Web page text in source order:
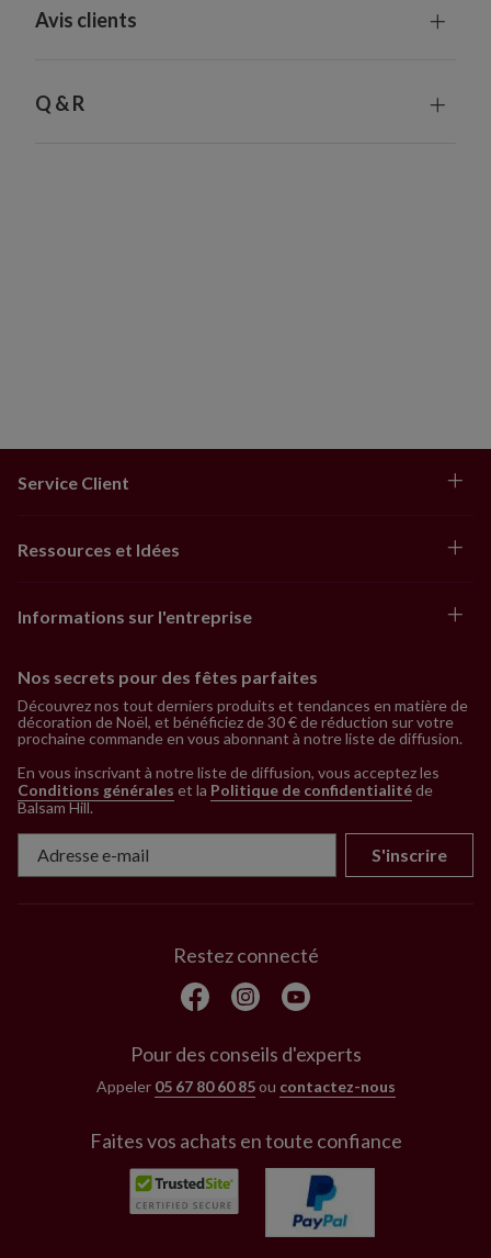
Utilisation intérieure ou extérieure abritée
Avis clients
Q & R
Service Client
Ressources et Idées
Informations sur l'entreprise
Nos secrets pour des fêtes parfaites
Découvrez nos tout derniers produits et tendances en matière de
décoration de Noël, et bénéficiez de 30 € de réduction sur votre
prochaine commande en vous abonnant à notre liste de diffusion.
En vous inscrivant à notre liste de diffusion, vous acceptez les
Conditions générales et la Politique de confidentialitéde
Balsam Hill.
S'inscrire
Restez connecté
Pour des conseils d'experts
Appeler 05 67 80 60 85ou contactez-nous
Faites vos achats en toute confiance